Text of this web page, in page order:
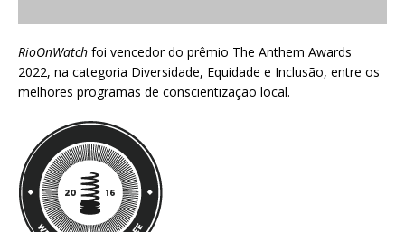
RioOnWatch foi vencedor do prêmio The Anthem Awards
2022, na categoria Diversidade, Equidade e Inclusão, entre os
melhores programas de conscientização local.